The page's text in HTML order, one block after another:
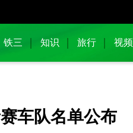
铁三 知识 旅行 视频
车队名单公布